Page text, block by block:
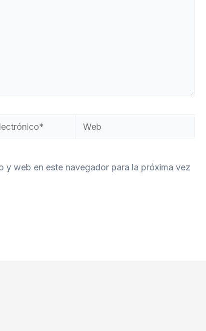
Web
y web en este navegador para la próxima vez